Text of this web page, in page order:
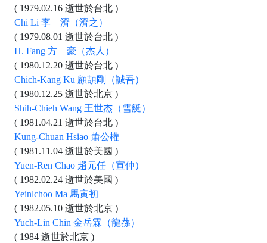
( 1979.02.16 逝世於台北 )
Chi Li 李 濟（濟之）
( 1979.08.01 逝世於台北 )
H. Fang 方 豪（杰人）
( 1980.12.20 逝世於台北 )
Chich-Kang Ku 顧頡剛（誠吾）
( 1980.12.25 逝世於北京 )
Shih-Chieh Wang 王世杰（雪艇）
( 1981.04.21 逝世於台北 )
Kung-Chuan Hsiao 蕭公權
( 1981.11.04 逝世於美國 )
Yuen-Ren Chao 趙元任（宣仲）
( 1982.02.24 逝世於美國 )
Yeinlchoo Ma 馬寅初
( 1982.05.10 逝世於北京 )
Yuch-Lin Chin 金岳霖（龍蓀）
( 1984 逝世於北京 )